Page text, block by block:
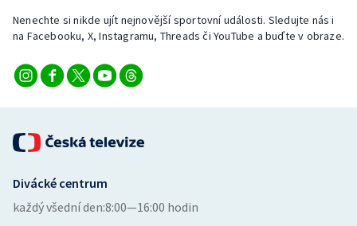
Veslování
Vodní slalom
Ostatní
Nenechte si nikde ujít nejnovější sportovní události. Sledujte nás i
na Facebooku, X, Instagramu, Threads či YouTube a buďte v obraze.
Divácké centrum
každý všední den:8:00—16:00 hodin